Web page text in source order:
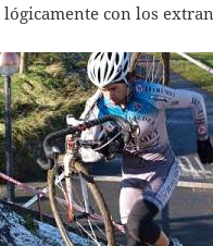
con los